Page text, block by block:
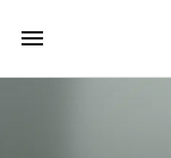
Zum Hauptinhalt